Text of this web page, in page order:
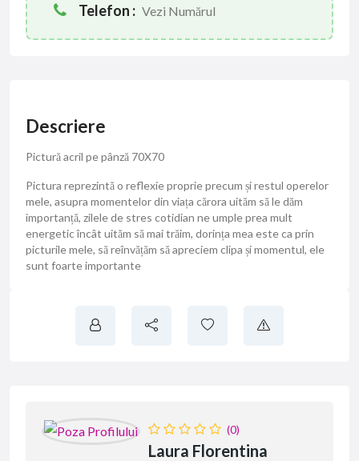
Telefon : Vezi Numărul
Descriere
Pictură acril pe pânză 70X70
Pictura reprezintă o reflexie proprie precum și restul operelor
mele, asupra momentelor din viața cărora uităm să le dăm
importanță, zilele de stres cotidian ne umple prea mult
energetic încât uităm să mai trăim, dorința mea este ca prin
picturile mele, să reînvățăm să apreciem clipa și momentul, ele
sunt foarte importante
(0)
Laura Florentina